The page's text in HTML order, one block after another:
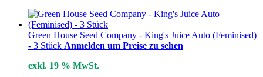
Green House Seed Company - King's Juice Auto (Feminised)
- 3 Stück Anmelden um Preise zu sehen
exkl. 19 % MwSt.